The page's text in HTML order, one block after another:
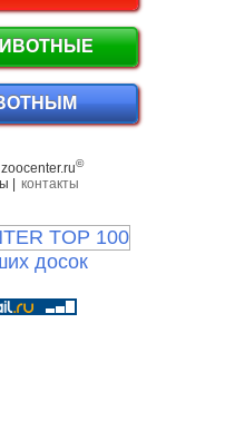
©
| контакты